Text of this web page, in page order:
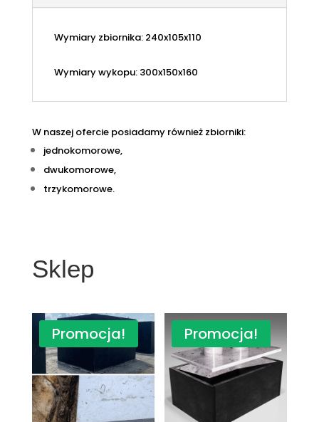
Wymiary zbiornika: 240x105x110
Wymiary wykopu: 300x150x160
W naszej ofercie posiadamy również zbiorniki:
jednokomorowe,
dwukomorowe,
trzykomorowe.
Sklep
Promocja! Promocja!